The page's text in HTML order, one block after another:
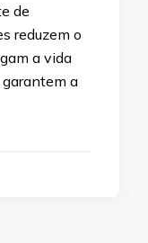
de
reduzem o
a vida
a